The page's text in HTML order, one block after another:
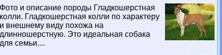
Фото и описание породы Гладкошерстная
колли. Гладкошерстная колли по хаpaктеру
и внешнему виду похожа на
длинношерстную. Это идеальная собака
для семьи....